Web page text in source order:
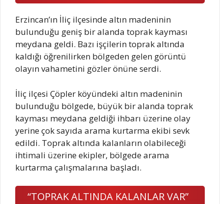
Erzincan’ın İliç ilçesinde altın madeninin
bulunduğu geniş bir alanda toprak kayması
meydana geldi. Bazı işçilerin toprak altında
kaldığı öğrenilirken bölgeden gelen görüntü
olayın vahametini gözler önüne serdi.
İliç ilçesi Çöpler köyündeki altın madeninin
bulunduğu bölgede, büyük bir alanda toprak
kayması meydana geldiği ihbarı üzerine olay
yerine çok sayıda arama kurtarma ekibi sevk
edildi. Toprak altında kalanların olabileceği
ihtimali üzerine ekipler, bölgede arama
kurtarma çalışmalarına başladı.
“TOPRAK ALTINDA KALANLAR VAR”